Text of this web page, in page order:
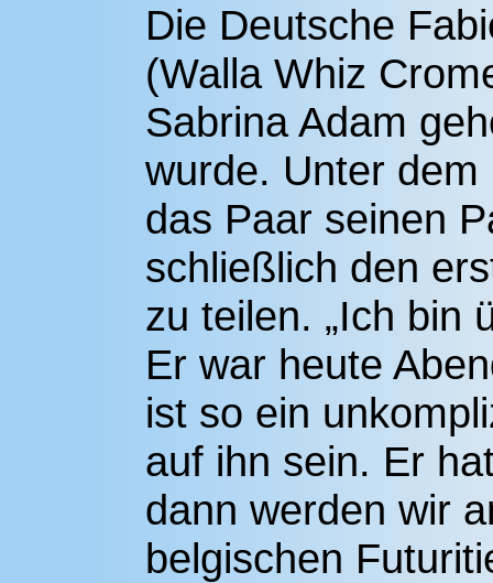
Die Deutsche
(Walla Whiz
Sabrina Adam
wurde. Unter
das Paar seinen
schließlich den
zu teilen. „Ich bin
Er war heute
ist so ein
auf ihn sein. Er
dann werden wir
belgischen